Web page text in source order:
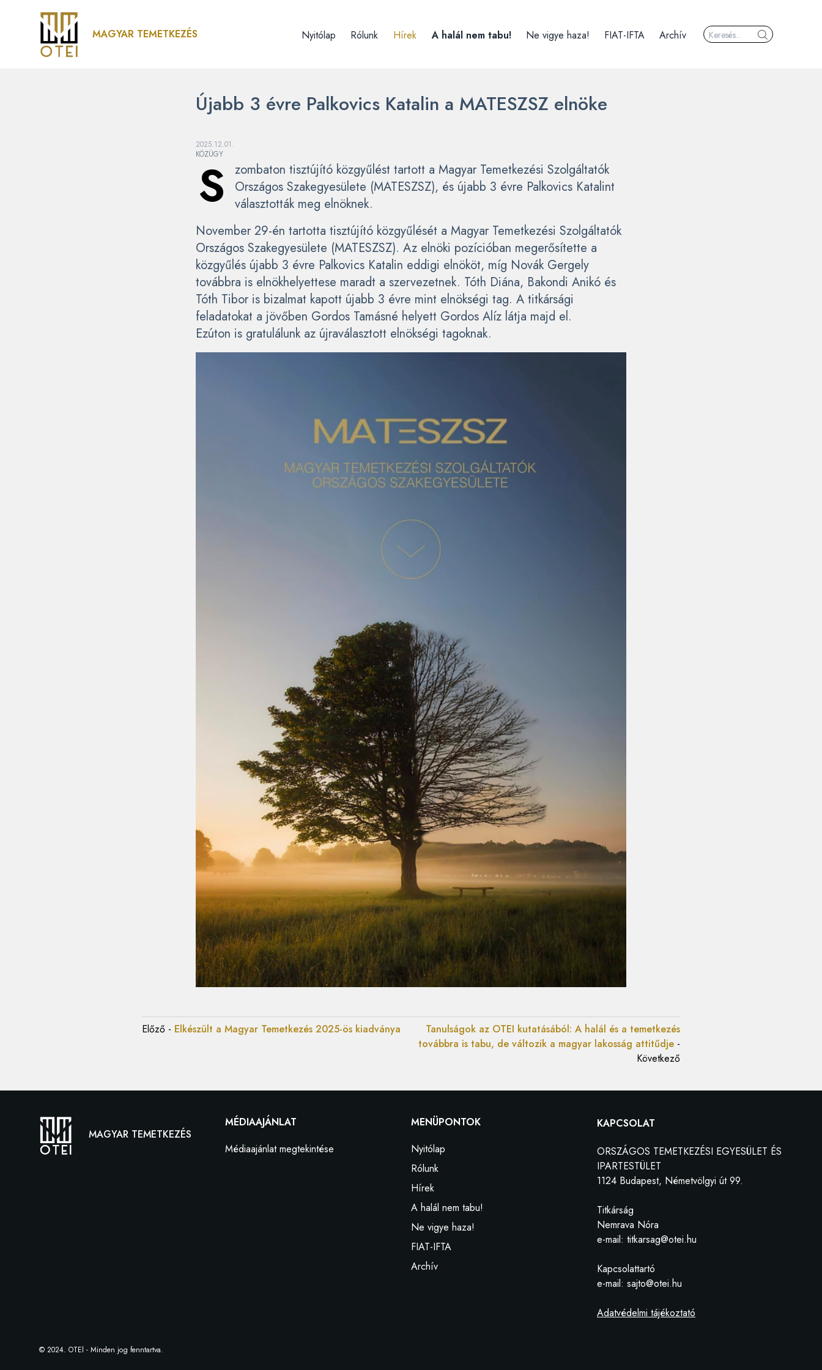
MAGYAR TEMETKEZÉS Nyitólap Rólunk Hírek A halál nem tabu! Ne vigye haza! FIAT-IFTA Archív
Újabb 3 évre Palkovics Katalin a MATESZSZ elnöke
2025.12.01.
KÖZÜGY
S
zombaton tisztújító közgyűlést tartott a Magyar Temetkezési Szolgáltatók
Országos Szakegyesülete (MATESZSZ), és újabb 3 évre Palkovics Katalint
választották meg elnöknek.
November 29-én tartotta tisztújító közgyűlését a Magyar Temetkezési Szolgáltatók
Országos Szakegyesülete (MATESZSZ). Az elnöki pozícióban megerősítette a
közgyűlés újabb 3 évre Palkovics Katalin eddigi elnököt, míg Novák Gergely
továbbra is elnökhelyettese maradt a szervezetnek. Tóth Diána, Bakondi Anikó és
Tóth Tibor is bizalmat kapott újabb 3 évre mint elnökségi tag. A titkársági
feladatokat a jövőben Gordos Tamásné helyett Gordos Alíz látja majd el.
Ezúton is gratulálunk az újraválasztott elnökségi tagoknak.
Előző - Elkészült a Magyar Temetkezés 2025-ös kiadványa
Tanulságok az OTEI kutatásából: A halál és a temetkezés
továbbra is tabu, de változik a magyar lakosság attitűdje -
Következő
MAGYAR TEMETKEZÉS
MÉDIAAJÁNLAT
Médiaajánlat megtekintése
MENÜPONTOK
Nyitólap
Rólunk
Hírek
A halál nem tabu!
Ne vigye haza!
FIAT-IFTA
Archív
KAPCSOLAT
ORSZÁGOS TEMETKEZÉSI EGYESÜLET ÉS
IPARTESTÜLET
1124 Budapest, Németvölgyi út 99.
Titkárság
Nemrava Nóra
e-mail: titkarsag@otei.hu
Kapcsolattartó
e-mail: sajto@otei.hu
Adatvédelmi tájékoztató
© 2024. OTEl - Minden jog fenntartva.